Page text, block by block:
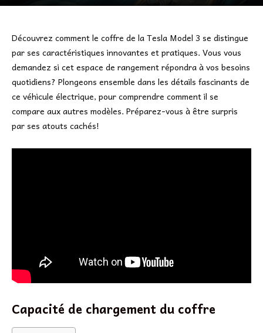
Découvrez comment le coffre de la Tesla Model 3 se distingue
par ses caractéristiques innovantes et pratiques. Vous vous
demandez si cet espace de rangement répondra à vos besoins
quotidiens? Plongeons ensemble dans les détails fascinants de
ce véhicule électrique, pour comprendre comment il se
compare aux autres modèles. Préparez-vous à être surpris
par ses atouts cachés!
Capacité de chargement du coffre